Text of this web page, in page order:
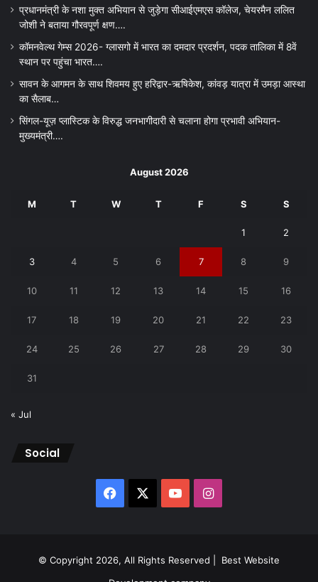
प्रधानमंत्री के नशा मुक्त अभियान से जुड़ेगा सीआईएमएस कॉलेज, चेयरमैन ललित
जोशी ने बताया गौरवपूर्ण क्षण….
कॉमनवेल्थ गेम्स 2026- ग्लासगो में भारत का दमदार प्रदर्शन, पदक तालिका में 8वें
स्थान पर पहुंचा भारत….
सावन के आगमन के साथ शिवमय हुए हरिद्वार-ऋषिकेश, कांवड़ यात्रा में उमड़ा आस्था
का सैलाब…
सिंगल-यूज़ प्लास्टिक के विरुद्ध जनभागीदारी से चलाना होगा प्रभावी अभियान-
मुख्यमंत्री….
August 2026
M T W T F S S
1 2
3 4 5 6 7 8 9
10 11 12 13 14 15 16
17 18 19 20 21 22 23
24 25 26 27 28 29 30
31
« Jul
Social
Facebook YouTubeInstagram
© Copyright 2026, All Rights Reserved | Best Website